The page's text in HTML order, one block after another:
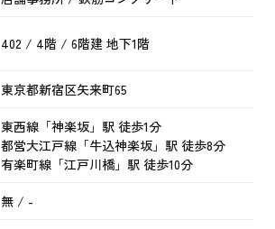
402 / 4階 / 6階建 地下1階
東京都新宿区矢来町65
東西線「神楽坂」駅 徒歩1分
都営大江戸線「牛込神楽坂」駅 徒歩8分
有楽町線「江戸川橋」駅 徒歩10分
無 / -